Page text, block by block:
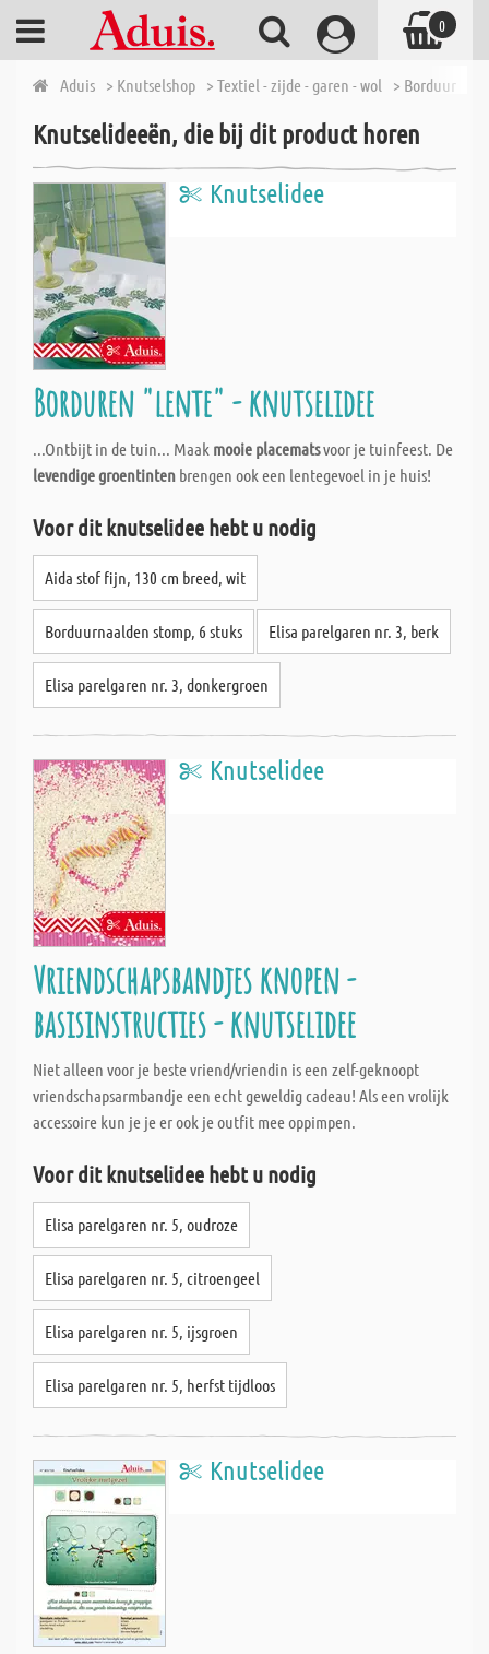
Aduis > Knutselshop > Textiel - zijde - garen - wol >
Knutselideeën, die bij dit product horen
Knutselidee
Borduren "lente" - knutselidee
...Ontbijt in de tuin... Maak mooie placematsvoor je tuinfeest. De
levendige groentinten brengen ook een lentegevoel in je huis!
Voor dit knutselidee hebt u nodig
Aida stof fijn, 130 cm breed, wit
Borduurnaalden stomp, 6 stuks Elisa parelgaren nr. 3, berk
Elisa parelgaren nr. 3, donkergroen
Knutselidee
Vriendschapsbandjes knopen -
basisinstructies - knutselidee
Niet alleen voor je beste vriend/vriendin is een zelf-geknoopt
vriendschapsarmbandje een echt geweldig cadeau! Als een vrolijk
accessoire kun je je er ook je outfit mee oppimpen.
Voor dit knutselidee hebt u nodig
Elisa parelgaren nr. 5, oudroze
Elisa parelgaren nr. 5, citroengeel
Elisa parelgaren nr. 5, ijsgroen
Elisa parelgaren nr. 5, herfst tijdloos
Knutselidee
0